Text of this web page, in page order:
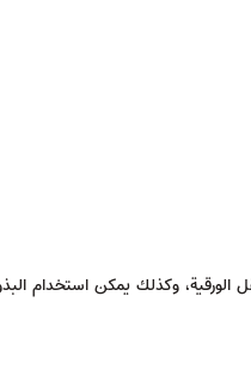
الورقية، وكذلك يمكن استخدام